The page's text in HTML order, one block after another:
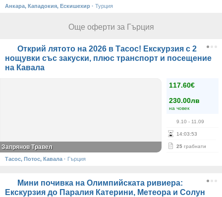
Анкара, Кападокия, Ескишехир · Турция
Още оферти за Гърция
Открий лятото на 2026 в Тасос! Екскурзия с 2
нощувки със закуски, плюс транспорт и посещение
на Кавала
117.60€
230.00лв
на човек
9.10 - 11.09
14:03:53
25 грабнати
Запрянов Травел
Тасос, Потос, Кавала · Гърция
Мини почивка на Олимпийската ривиера:
Екскурзия до Паралия Катерини, Метеора и Солун